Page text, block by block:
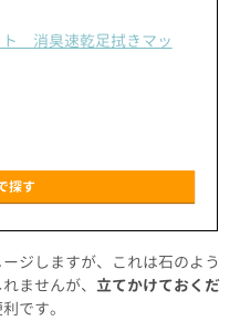
ト 消臭速乾足拭きマッ
探す
ジしますが、これは石のよう
ませんが、 立てかけておくだ
です。